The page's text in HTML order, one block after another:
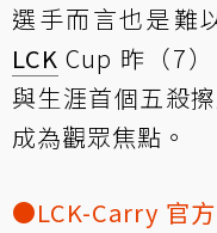
選手而言也是難
LCK Cup 昨（7
與生涯首個五殺
成為觀眾焦點。
●LCK-Carry 官